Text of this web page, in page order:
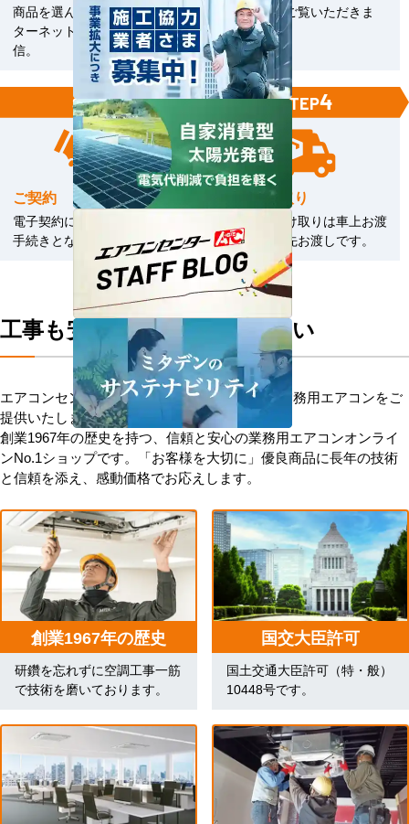
商品を選んで見積依頼をイン
ターネットまたはFAXで送
信。
お見積書をご覧いただきま
す。
STEP3
ご契約
電子契約による契約締結のお
手続きとなります。
STEP4
商品の受取り
商品のお受け取りは車上お渡
しまたは軒先お渡しです。
工事も安心してお任せください
エアコンセンターACはお客様に安心を添えて業務用エアコンをご
提供いたします。
創業1967年の歴史を持つ、信頼と安心の業務用エアコンオンライ
ンNo.1ショップです。「お客様を大切に」優良商品に長年の技術
と信頼を添え、感動価格でお応えします。
創業1967年の歴史
研鑽を忘れずに空調工事一筋
で技術を磨いております。
国交大臣許可
国土交通大臣許可（特・般）
10448号です。